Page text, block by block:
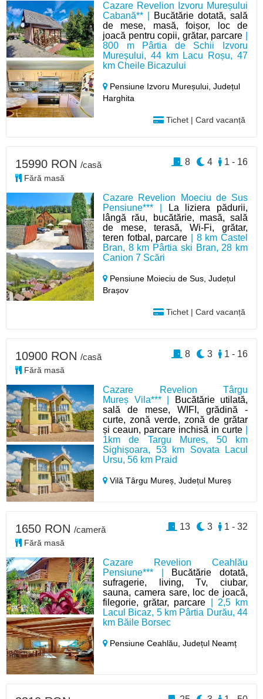
Cazare Revelion Izvoru Mureșului
Cabană** |
Bucătărie dotată, sală
de mese, masă, foișor, loc de
joacă pentru copii, grătar, parcare
800 m Pârtia de Schii Izvoru
Mureșului, 44 km Lacu Roșu, 47
km Cheile Bicazului
Pensiune Izvoru Mureșului,Județul
Harghita
Tichet | Card vacanță
Cazare Revelion Moeciu de Sus
Pensiune*** |
La liziera pădurii,
lângă rău, bucătărie, masă, sală
de mese, terasă, Wi-Fi, grătar,
teren fotbal, parcare | 8 km Castel
Bran, 8 km Pârtia ski Bran, 28 km
Canion 7 Scări
Pensiune Moieciu de Sus,Județul
Brașov
Tichet | Card vacanță
15990 RON /casă
Fără masă
1 - 16
4
8
Cazare Revelion Târgu
Mureș Vila*** |
Bucătărie utilată,
sală de mese, WIFI, grădină -
curte, zonă verde, zonă de grătar
și ceaun, parcare inchisă in curte
1km de Targu Mures, 50 km
Sighișoara, 53 km Sovata Lacul
Ursu, 56 km Praid
Vilă Târgu Mureș,Județul Mureș
10900 RON /casă
Fără masă
1 - 16
3
8
Cazare Revelion Ceahlău
Pensiune*** | Bucătărie dotată,
sufragerie, living, Tv, ciubar,
sauna, camera sare, loc de joacă,
filegorie, grătar, parcare | 2,5 km
Lacul Bicaz, 5 km Pârtia Durău, 44
km Băile Borsec
Pensiune Ceahlău,Județul Neamț
1650 RON /cameră
Fără masă
1 - 32
3
13